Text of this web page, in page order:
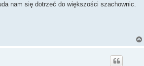
nam się dotrzeć do większości szachownic.